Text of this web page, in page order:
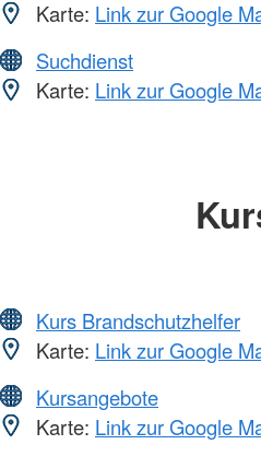
Karte: Link zur Google
Suchdienst
Karte: Link zur Google
Kurs Brandschutzhelfer
Karte: Link zur Google
Kursangebote
Karte: Link zur Google